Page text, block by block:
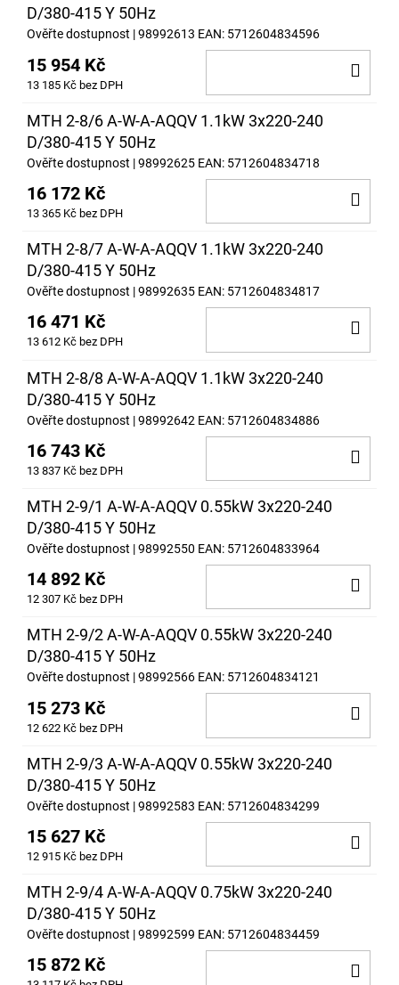
D/380-415 Y 50Hz
Ověřte dostupnost | 98992613 EAN: 5712604834596
15 954 Kč
13 185 Kč bez DPH
MTH 2-8/6 A-W-A-AQQV 1.1kW 3x220-240
D/380-415 Y 50Hz
Ověřte dostupnost | 98992625 EAN: 5712604834718
16 172 Kč
13 365 Kč bez DPH
MTH 2-8/7 A-W-A-AQQV 1.1kW 3x220-240
D/380-415 Y 50Hz
Ověřte dostupnost | 98992635 EAN: 5712604834817
16 471 Kč
13 612 Kč bez DPH
MTH 2-8/8 A-W-A-AQQV 1.1kW 3x220-240
D/380-415 Y 50Hz
Ověřte dostupnost | 98992642 EAN: 5712604834886
16 743 Kč
13 837 Kč bez DPH
MTH 2-9/1 A-W-A-AQQV 0.55kW 3x220-240
D/380-415 Y 50Hz
Ověřte dostupnost | 98992550 EAN: 5712604833964
14 892 Kč
12 307 Kč bez DPH
MTH 2-9/2 A-W-A-AQQV 0.55kW 3x220-240
D/380-415 Y 50Hz
Ověřte dostupnost | 98992566 EAN: 5712604834121
15 273 Kč
12 622 Kč bez DPH
MTH 2-9/3 A-W-A-AQQV 0.55kW 3x220-240
D/380-415 Y 50Hz
Ověřte dostupnost | 98992583 EAN: 5712604834299
15 627 Kč
12 915 Kč bez DPH
MTH 2-9/4 A-W-A-AQQV 0.75kW 3x220-240
D/380-415 Y 50Hz
Ověřte dostupnost | 98992599 EAN: 5712604834459
15 872 Kč